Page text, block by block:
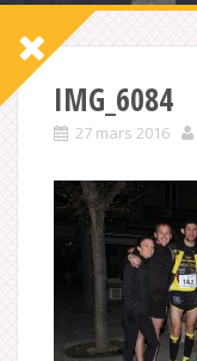
IMG_6084
27 mars 2016